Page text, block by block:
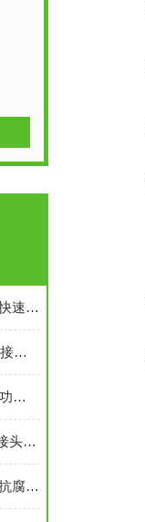
定期对5400-S5-8制冷行业用快速接头进行泄漏检测的必要性与操作方法
高性能FD83-2046-16-16液冷接头：理想的热管理配件
3630-0201旋转接头的设计与功能解析
如何通过UQD02丹佛斯液冷接头提升冷却系统的耐用性？
快速接头5400-S2-8的材质与抗腐蚀性探讨